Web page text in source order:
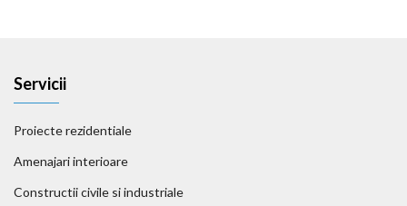
Servicii
Proiecte rezidentiale
Amenajari interioare
Constructii civile si industriale